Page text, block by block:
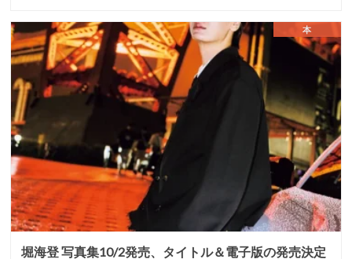
本
堀海登 写真集10/2発売、タイトル＆電子版の発売決定